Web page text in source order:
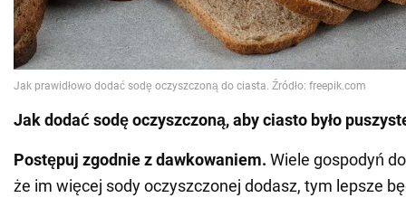
Jak dodać sodę oczyszczoną, aby ciasto było
Postępuj zgodnie z dawkowaniem. Wiele gospodyń
że im więcej sody oczyszczonej dodasz, tym lepsze